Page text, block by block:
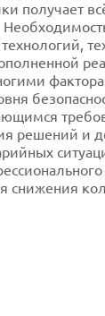
получает
решений и
снижения